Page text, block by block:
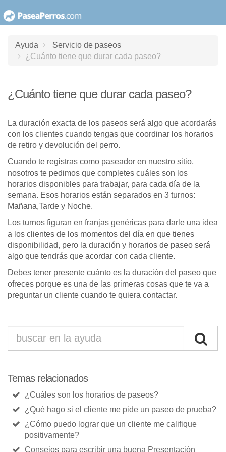
al
contenido
Ayuda
Servicio de paseos
¿Cuánto tiene que durar cada paseo?
¿Cuánto tiene que durar cada paseo?
La duración exacta de los paseos será algo que acordarás
con los clientes cuando tengas que coordinar los horarios
de retiro y devolución del perro.
Cuando te registras como paseador en nuestro sitio,
nosotros te pedimos que completes cuáles son los
horarios disponibles para trabajar, para cada día de la
semana. Esos horarios están separados en 3 turnos:
Mañana,Tarde y Noche.
Los turnos figuran en franjas genéricas para darle una idea
a los clientes de los momentos del día en que tienes
disponibilidad, pero la duración y horarios de paseo será
algo que tendrás que acordar con cada cliente.
Debes tener presente cuánto es la duración del paseo que
ofreces porque es una de las primeras cosas que te va a
preguntar un cliente cuando te quiera contactar.
Temas relacionados
¿Cuáles son los horarios de paseos?
¿Qué hago si el cliente me pide un paseo de prueba?
¿Cómo puedo lograr que un cliente me califique
positivamente?
Consejos para escribir una buena Presentación